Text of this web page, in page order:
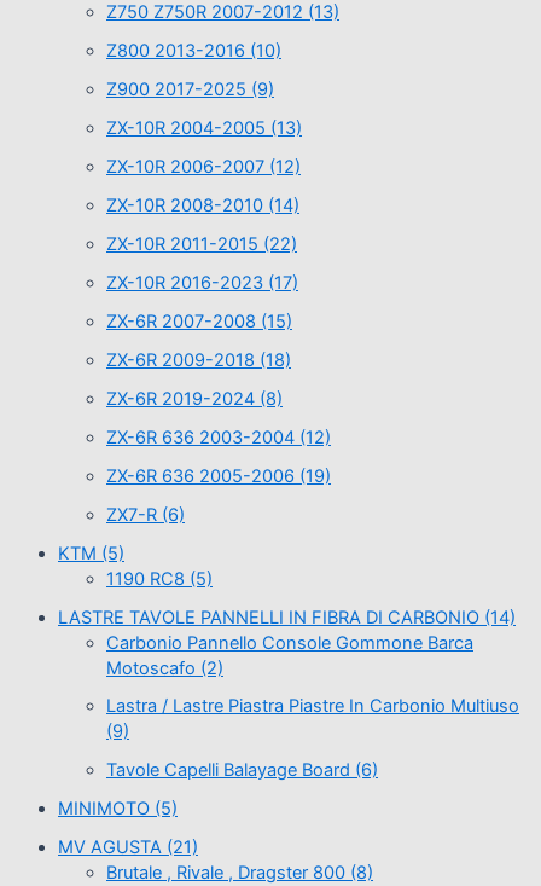
Z750 Z750R 2007-2012 (13)
Z800 2013-2016 (10)
Z900 2017-2025 (9)
ZX-10R 2004-2005 (13)
ZX-10R 2006-2007 (12)
ZX-10R 2008-2010 (14)
ZX-10R 2011-2015 (22)
ZX-10R 2016-2023 (17)
ZX-6R 2007-2008 (15)
ZX-6R 2009-2018 (18)
ZX-6R 2019-2024 (8)
ZX-6R 636 2003-2004 (12)
ZX-6R 636 2005-2006 (19)
ZX7-R (6)
KTM (5)
1190 RC8 (5)
LASTRE TAVOLE PANNELLI IN FIBRA DI CARBONIO (14)
Carbonio Pannello Console Gommone Barca
Motoscafo (2)
Lastra / Lastre Piastra Piastre In Carbonio Multiuso
(9)
Tavole Capelli Balayage Board (6)
MINIMOTO (5)
MV AGUSTA (21)
Brutale , Rivale , Dragster 800 (8)